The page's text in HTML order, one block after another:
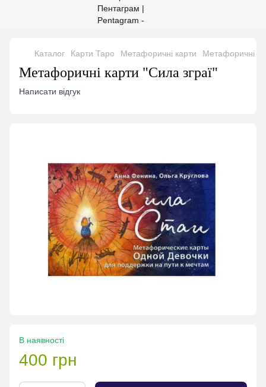
Каталог Карти Таро Метафоричні карти Метафоричні
Метафоричні карти "Сила зграї"
Написати відгук
В наявності
400 грн